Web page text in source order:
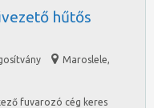
hűtős
Maroslele,
fuvarozó cég keres